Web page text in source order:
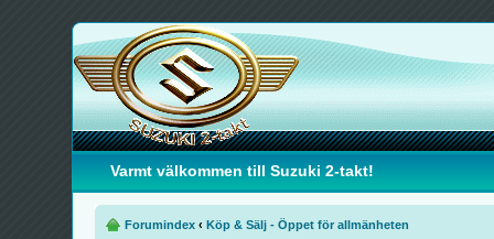
Varmt välkommen till Suzuki 2-takt!
Forumindex ‹ Köp & Sälj - Öppet för allmänheten